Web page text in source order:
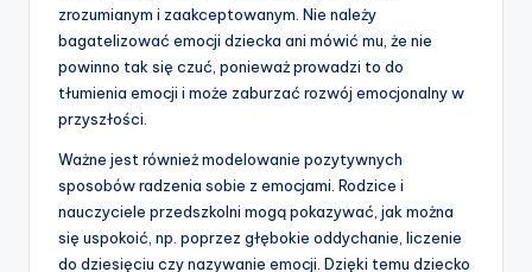
zrozumianym i zaakceptowanym. Nie należy
bagatelizować emocji dziecka ani mówić mu, że nie
powinno tak się czuć, ponieważ prowadzi to do
tłumienia emocji i może zaburzać rozwój emocjonalny w
przyszłości.
Ważne jest również modelowanie pozytywnych
sposobów radzenia sobie z emocjami. Rodzice i
nauczyciele przedszkolni mogą pokazywać, jak można
się uspokoić, np. poprzez głębokie oddychanie, liczenie
do dziesięciu czy nazywanie emocji. Dzięki temu dziecko